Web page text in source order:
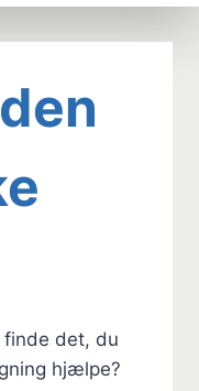
finde det, du
hjælpe?